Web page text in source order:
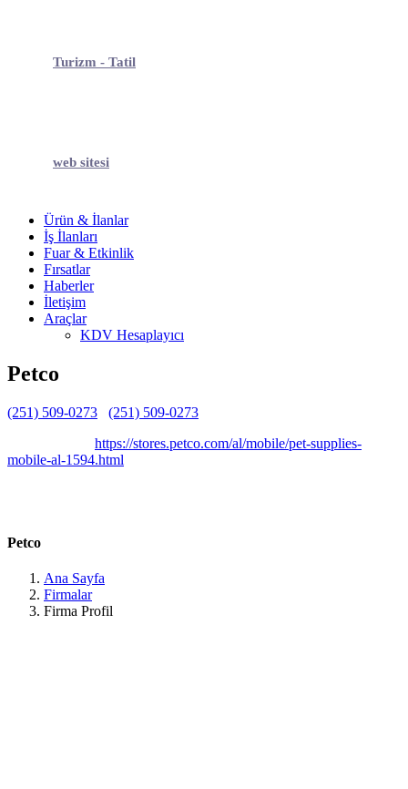
Turizm - Tatil
web sitesi
Ürün & İlanlar
İş İlanları
Fuar & Etkinlik
Fırsatlar
Haberler
İletişim
Araçlar
KDV Hesaplayıcı
Petco
(251) 509-0273 (251) 509-0273
https://stores.petco.com/al/mobile/pet-supplies-
mobile-al-1594.html
Petco
Ana Sayfa
Firmalar
Firma Profil